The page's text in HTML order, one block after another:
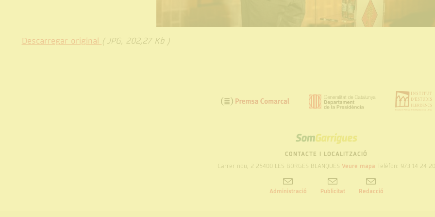
Descarregar original ( JPG, 202,27 Kb )
SOM
GARRIGUES
CONTACTE I LOCALITZACIÓ
Carrer nou, 2 25400 LES BORGES BLANQUES Veure mapa Telèfon: 973 14 24 20
Administració Publicitat Redacció